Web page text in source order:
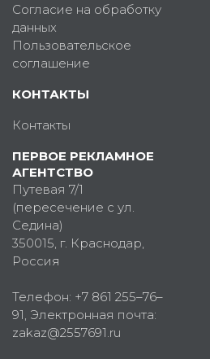
Согласие на обработку
данных
Пользовательское
соглашение
КОНТАКТЫ
Контакты
ПЕРВОЕ РЕКЛАМНОЕ
АГЕНТСТВО
Путевая 7/1
(пересечение с ул.
Седина)
350015 , г. Краснодар,
Россия
Телефон: +7 861 255–76–
91 , Электронная почта:
zakaz@2557691.ru